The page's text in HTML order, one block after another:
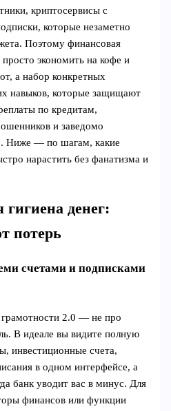
криптосервисы с
которые незаметно
Поэтому финансовая
экономить на кофе и
а набор конкретных
навыков, которые защищают
по кредитам,
и заведомо
Ниже — по шагам, какие
нарастить без фанатизма и
денег:
потерь
счетами и подписками
2.0 — не про
В идеале вы видите полную
инвестиционные счета,
в одном интерфейсе, а
банк уводит вас в минус. Для
финансов или функции